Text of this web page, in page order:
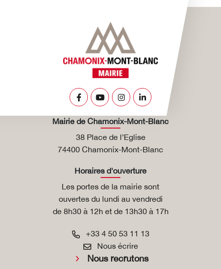
Lien vers le compte Facebook
Lien vers la chaîne Youtube
Lien vers le compte
Lien vers le compte
Mairie de Chamonix-Mont-Blanc
38 Place de l’Eglise
74400 Chamonix-Mont-Blanc
Horaires d'ouverture
Les portes de la mairie sont
ouvertes du lundi au vendredi
de 8h30 à 12h et de 13h30 à 17h
+33 4 50 53 11 13
Nous écrire
Nous recrutons